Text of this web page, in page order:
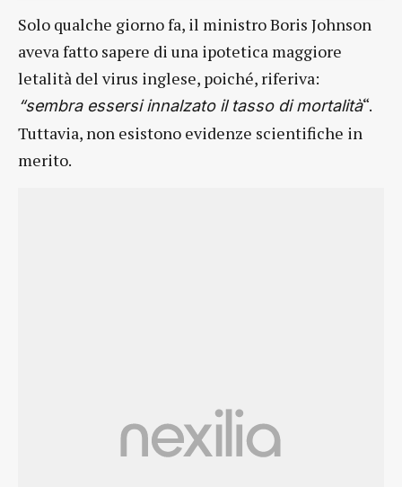
Solo qualche giorno fa, il ministro Boris Johnson
aveva fatto sapere di una ipotetica maggiore
letalità del virus inglese, poiché, riferiva:
“sembra essersi innalzato il tasso di mortalità“.
Tuttavia, non esistono evidenze scientifiche in
merito.